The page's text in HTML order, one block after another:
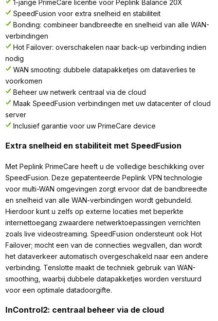
1-jarige PrimeCare licentie voor Peplink Balance 20X
SpeedFusion voor extra snelheid en stabiliteit
Bonding: combineer bandbreedte en snelheid van alle WAN-
verbindingen
Hot Failover: overschakelen naar back-up verbinding indien
nodig
WAN smooting: dubbele datapakketjes om dataverlies te
voorkomen
Beheer uw netwerk centraal via de cloud
Maak SpeedFusion verbindingen met uw datacenter of cloud
server
Inclusief garantie voor uw PrimeCare device
Extra snelheid en stabiliteit met SpeedFusion
Met Peplink PrimeCare heeft u de volledige beschikking over
SpeedFusion. Deze gepatenteerde Peplink VPN technologie
voor multi-WAN omgevingen zorgt ervoor dat de bandbreedte
en snelheid van alle WAN-verbindingen wordt gebundeld.
Hierdoor kunt u zelfs op externe locaties met beperkte
internettoegang zwaardere netwerktoepassingen verrichten
zoals live videostreaming. SpeedFusion ondersteunt ook Hot
Failover; mocht een van de connecties wegvallen, dan wordt
het dataverkeer automatisch overgeschakeld naar een andere
verbinding. Tenslotte maakt de techniek gebruik van WAN-
smoothing, waarbij dubbele datapakketjes worden verstuurd
voor een optimale datadoorgifte.
InControl2: centraal beheer via de cloud